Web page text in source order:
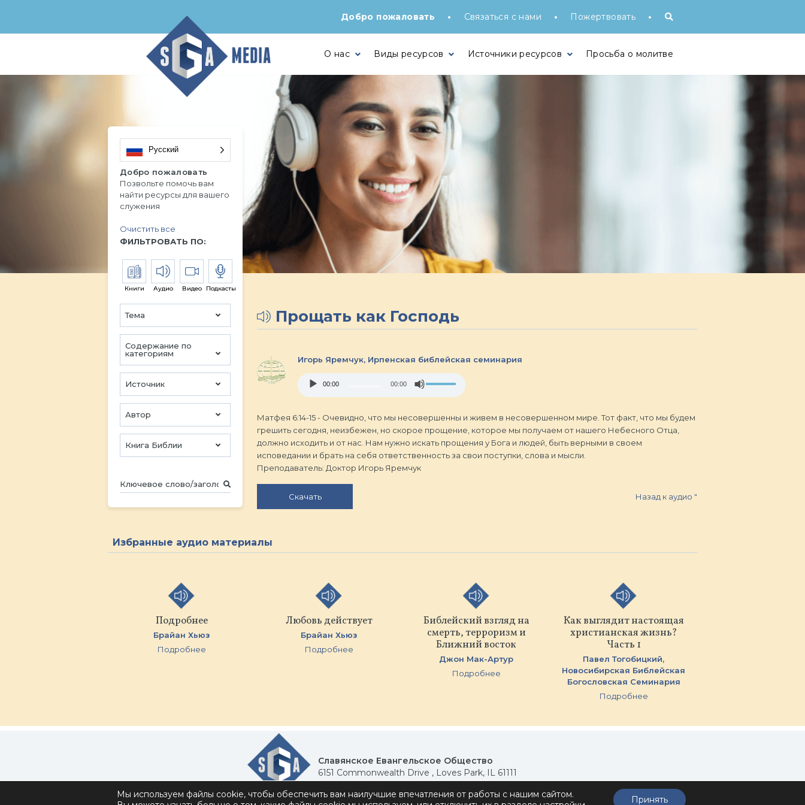
Добро пожаловать • Связаться с нами • Пожертвовать •
О нас Виды ресурсов Источники ресурсов Просьба о молитве
Русский
Добро пожаловать
Позвольте помочь вам
найти ресурсы для вашего
служения
Очистить все
ФИЛЬТРОВАТЬ ПО:
Книги Аудио Видео Подкасты
Тема
Содержание по
категориям
Источник
Автор
Книга Библии
Прощать как Господь
Игорь Яремчук, Ирпенская библейская семинария
Audio
Player
00:00 00:00
keys
to
increase
or
Матфея 6:14-15 - Очевидно, что мы несовершенны и живем в несовершенном мире. Тот факт, что мы будем
грешить сегодня, неизбежен, но скорое прощение, которое мы получаем от нашего Небесного Отца,
должно исходить и от нас. Нам нужно искать прощения у Бога и людей, быть верными в своем
исповедании и брать на себя ответственность за свои поступки, слова и мысли.
Преподаватель: Доктор Игорь Яремчук
Скачать Назад к аудио "
Избранные аудио материалы
Подробнее
Брайан Хьюз
Подробнее
Любовь действует
Брайан Хьюз
Подробнее
Библейский взгляд на
смерть, терроризм и
Ближний восток
Джон Мак-Артур
Подробнее
Как выглядит настоящая
христианская жизнь?
Часть 1
Павел Тогобицкий,
Новосибирская Библейская
Богословская Семинария
Подробнее
Славянское Евангельское Общество
6151 Commonwealth Drive , Loves Park, IL 61111
Политика конфиденциальности
Связаться с нами
Донорам. Для самостоятельного доступа
Мы используем файлы cookie, чтобы обеспечить вам наилучшие впечатления от работы с нашим сайтом.
Принять